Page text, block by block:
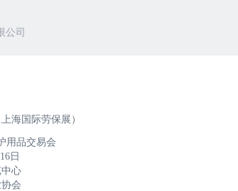
公司
海国际劳保展）
用品交易会
日‌
心
会